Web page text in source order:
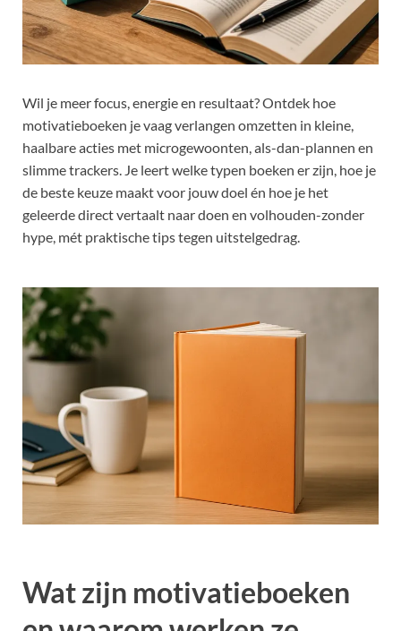
Wil je meer focus, energie en resultaat? Ontdek hoe
motivatieboeken je vaag verlangen omzetten in kleine,
haalbare acties met microgewoonten, als-dan-plannen en
slimme trackers. Je leert welke typen boeken er zijn, hoe je
de beste keuze maakt voor jouw doel én hoe je het
geleerde direct vertaalt naar doen en volhouden-zonder
hype, mét praktische tips tegen uitstelgedrag.
Wat zijn motivatieboeken